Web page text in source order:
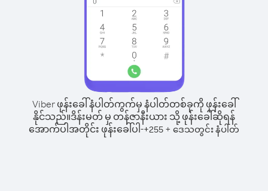
Viber ဖုန်းခေါ်နံပါတ်ကွက်မှ နံပါတ်တစ်ခုကို ဖုန်းခေါ်
နိုင်သည်။ဒိန်းမတ် မှ တန်ဇာနီးယား သို့ ဖုန်းခေါ်ဆိုရန်
အောက်ပါအတိုင်း ဖုန်းခေါ်ပါ-+255 + ဒေသတွင်း နံပါတ်